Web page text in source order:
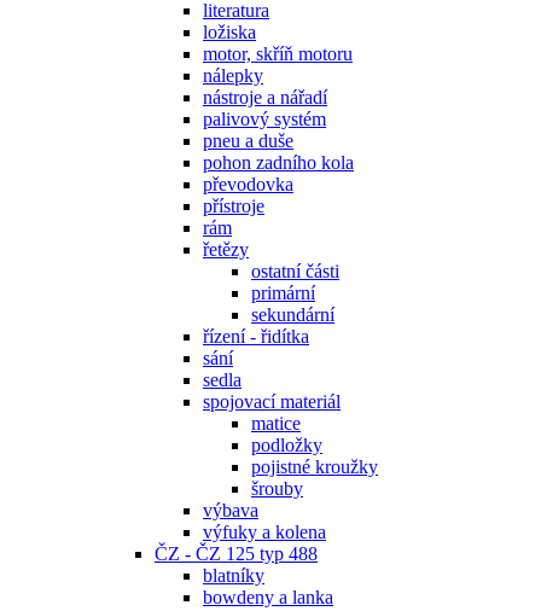
literatura
ložiska
motor, skříň motoru
nálepky
nástroje a nářadí
palivový systém
pneu a duše
pohon zadního kola
převodovka
přístroje
rám
řetězy
ostatní části
primární
sekundární
řízení - řidítka
sání
sedla
spojovací materiál
matice
podložky
pojistné kroužky
šrouby
výbava
výfuky a kolena
ČZ - ČZ 125 typ 488
blatníky
bowdeny a lanka